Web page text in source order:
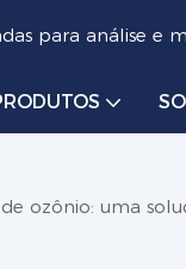
para análise e
ozônio: uma